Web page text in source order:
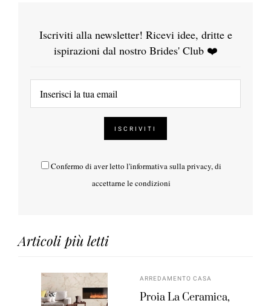
Iscriviti alla newsletter! Ricevi idee, dritte e
ispirazioni dal nostro Brides' Club ❤️
Confermo di aver letto l'informativa sulla privacy, di
accettarne le condizioni
Articoli più letti
ARREDAMENTO CASA
Proia La Ceramica,